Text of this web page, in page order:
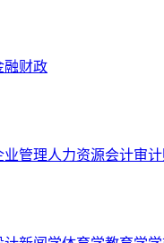
融财政
业管理人力资源会计审计